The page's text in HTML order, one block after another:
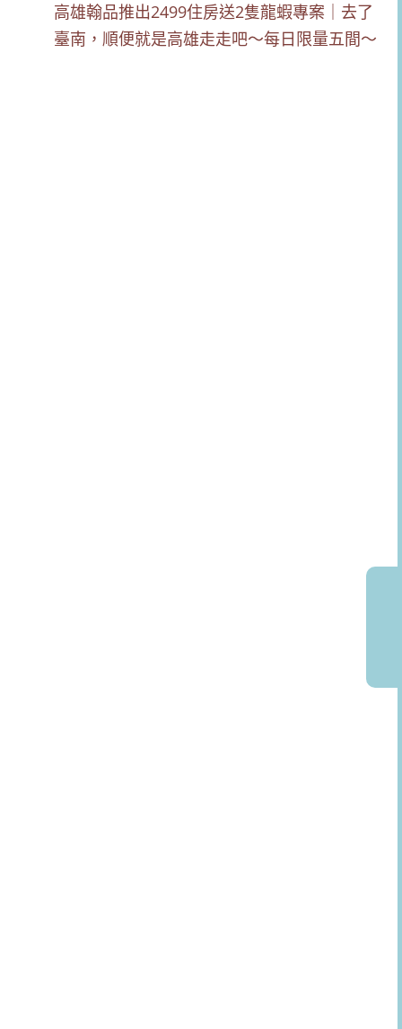
高雄翰品推出2499住房送2隻龍蝦專案｜去了
臺南，順便就是高雄走走吧～每日限量五間～